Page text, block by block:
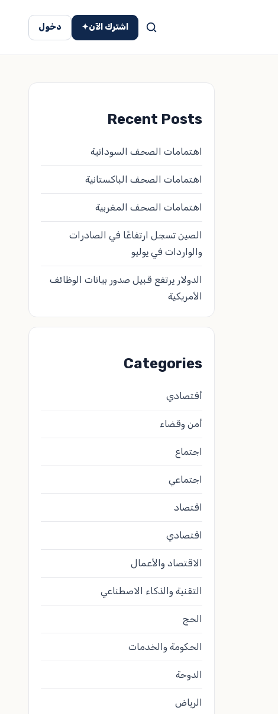
اشترك الآن✦ دخول
Recent Posts
اهتمامات الصحف السودانية
اهتمامات الصحف الباكستانية
اهتمامات الصحف المغربية
الصين تسجل ارتفاعًا في الصادرات
والواردات في يوليو
الدولار يرتفع قبيل صدور بيانات الوظائف
الأمريكية
Categories
أقتصادي
أمن وقضاء
اجتماع
اجتماعي
اقتصاد
اقتصادي
الاقتصاد والأعمال
التقنية والذكاء الاصطناعي
الحج
الحكومة والخدمات
الدوحة
الرياض